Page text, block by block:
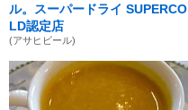
ル。スーパードライ SUPERCO
LD認定店
(アサヒビール)